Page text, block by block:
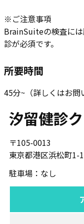
※ご注意事項
BrainSuiteの検査に
診が必須です。
所要時間
45分~（詳しくはお問
汐留健診
〒105-0013
東京都港区浜松町1-
駐車場：なし